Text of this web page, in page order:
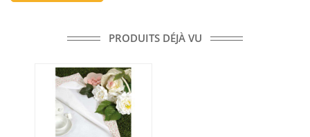
PRODUITS DÉJÀ VU